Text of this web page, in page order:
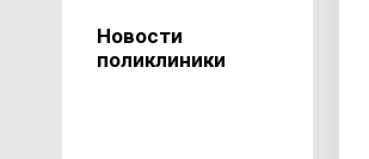
Новости
поликлиники